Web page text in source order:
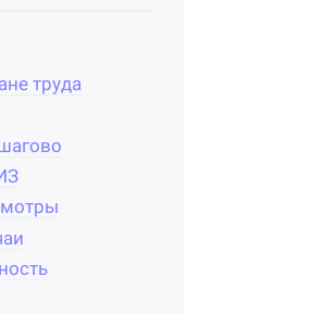
труда